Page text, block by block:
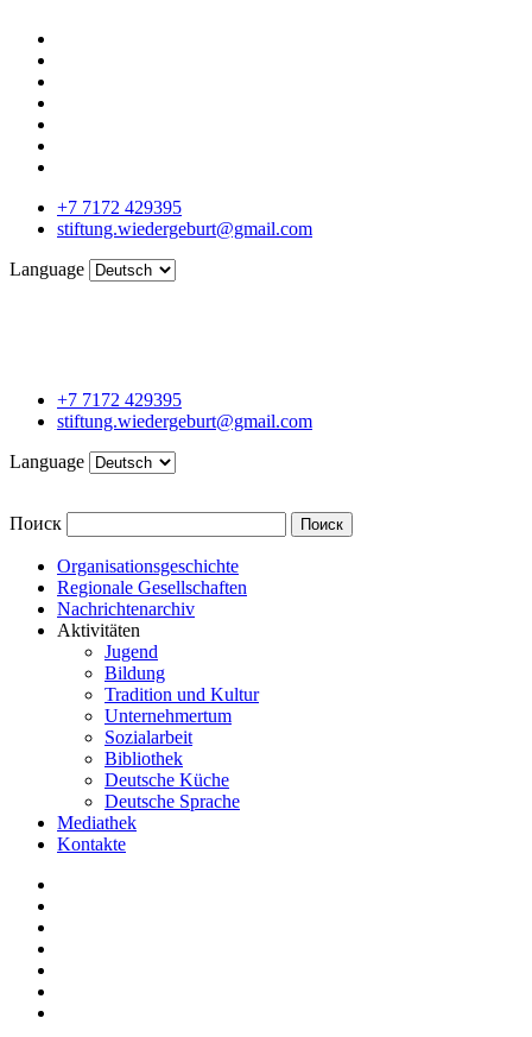
+7 7172 429395
stiftung.wiedergeburt@gmail.com
Language
+7 7172 429395
stiftung.wiedergeburt@gmail.com
Language
Поиск Поиск
Organisationsgeschichte
Regionale Gesellschaften
Nachrichtenarchiv
Aktivitäten
Jugend
Bildung
Tradition und Kultur
Unternehmertum
Sozialarbeit
Bibliothek
Deutsche Küche
Deutsche Sprache
Mediathek
Kontakte